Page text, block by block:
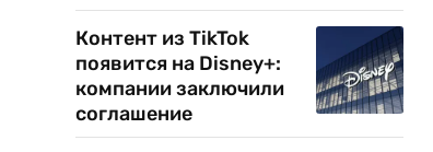
Контент из TikTok
появится на Disney+:
компании заключили
соглашение